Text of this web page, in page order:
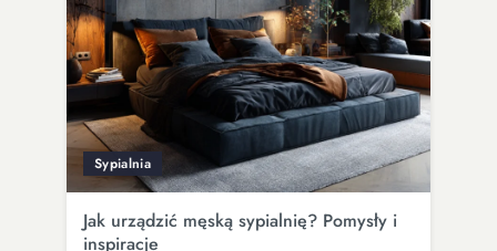
Sypialnia
Jak urządzić męską sypialnię? Pomysły i
inspiracje